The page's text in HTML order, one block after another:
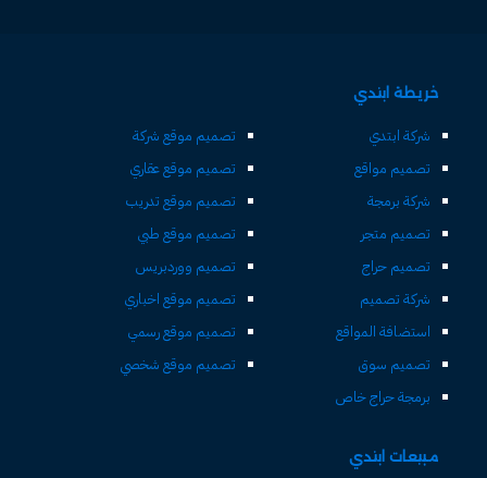
خريطة ابتدي
شركة ابتدي
تصميم مواقع
شركة برمجة
تصميم متجر
تصميم حراج
شركة تصميم
استضافة المواقع
تصميم سوق
برمجة حراج خاص
تصميم موقع شركة
تصميم موقع عقاري
تصميم موقع تدريب
تصميم موقع طبي
تصميم ووردبريس
تصميم موقع اخباري
تصميم موقع رسمي
تصميم موقع شخصي
مبيعات ابتدي